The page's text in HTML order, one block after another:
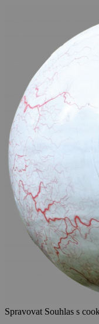
Spravovat Souhlas s